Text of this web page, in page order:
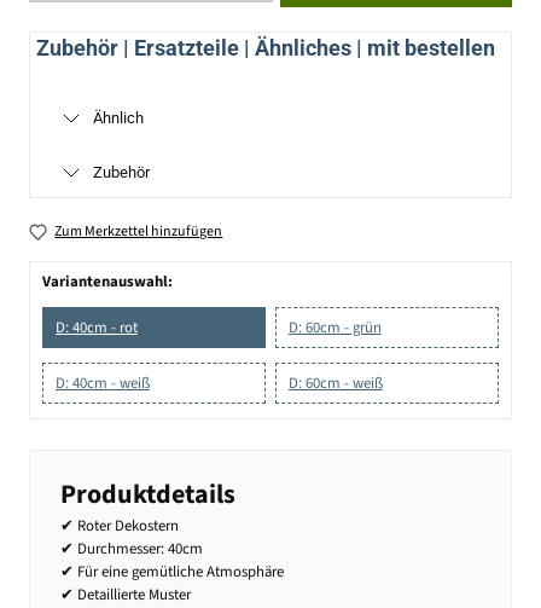
Zubehör | Ersatzteile | Ähnliches | mit bestellen
Ähnlich
Zubehör
Zum Merkzettel hinzufügen
Variantenauswahl:
D: 40cm - rot D: 60cm - grün
D: 40cm - weiß D: 60cm - weiß
Produktdetails
✔ Roter Dekostern
✔ Durchmesser: 40cm
✔ Für eine gemütliche Atmosphäre
✔ Detaillierte Muster